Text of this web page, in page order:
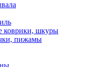
коврики, шкуры
пижамы